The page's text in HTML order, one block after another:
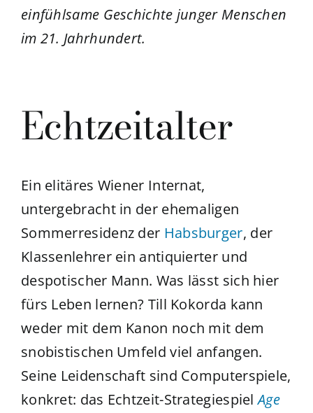
einfühlsame Geschichte junger Menschen
im 21. Jahrhundert.
Echtzeitalter
Ein elitäres Wiener Internat,
untergebracht in der ehemaligen
Sommerresidenz der Habsburger, der
Klassenlehrer ein antiquierter und
despotischer Mann. Was lässt sich hier
fürs Leben lernen? Till Kokorda kann
weder mit dem Kanon noch mit dem
snobistischen Umfeld viel anfangen.
Seine Leidenschaft sind Computerspiele,
konkret: das Echtzeit-StrategiespielAge